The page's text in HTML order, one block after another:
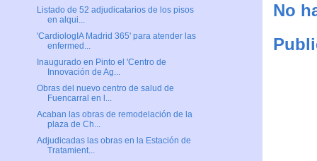
No
Listado de 52 adjudicatarios de los pisos
en alqui...
'CardiologIA Madrid 365' para atender las
enfermed...
Inaugurado en Pinto el 'Centro de
Innovación de Ag...
Obras del nuevo centro de salud de
Fuencarral en l...
Acaban las obras de remodelación de la
plaza de Ch...
Adjudicadas las obras en la Estación de
Tratamient...